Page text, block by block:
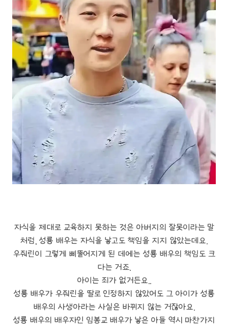
자식을 제대로 교육하지 못하는 것은 아버지의 잘못이라는 말
처럼, 성룡 배우는 자식을 낳고도 책임을 지지 않았는데요.
우줘린이 그렇게 삐뚤어지게 된 데에는 성룡 배우의 책임도 크
다는 거죠.
아이는 죄가 없거든요..
성룡 배우가 우줘린을 딸로 인정하지 않았어도 그 아이가 성룡
배우의 사생아라는 사실은 바뀌지 않는 거잖아요.
성룡 배우의 배우자인 임봉교 배우가 낳은 아들 역시 마찬가지